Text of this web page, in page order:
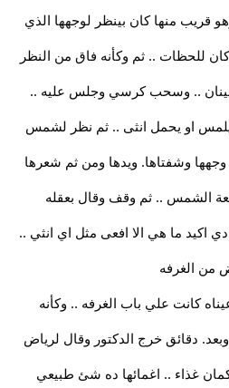
منها كان بينظر لوجهها الذي
للحظات .. ثم وكأنه فاق من النظر
.. وسحب كرسي وجلس عليه ..
يلمس او يحمل انثى .. ثم نظر لشمس
وشفتاها. ويدها ومن ثم شعرها
الشمس .. ثم وقف وقال بعقله
اكيد ما هي الا افعى مثل اي انثي ..
من الغرفه
كانت علي باب الغرفه .. وكأنه
دقائق خرج الدكتور وقال لرياض
غذاء .. اغمائها ده شئ طبيعي